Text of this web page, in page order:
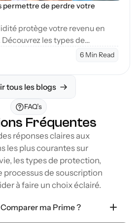
permettre de perdre votre
protège votre revenu en
les types de
pour sécuriser votre avenir
6 Min Read
tous les blogs
FAQ’s
Fréquentes
réponses claires aux
les plus courantes sur
les types de protection,
processus de souscription
à faire un choix éclairé.
ma Prime ?